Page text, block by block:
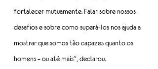
fortalecer mutuamente. Falar sobre nossos
desafios e sobre como superá-los nos ajuda a
mostrar que somos tão capazes quanto os
homens – ou até mais”, declarou.